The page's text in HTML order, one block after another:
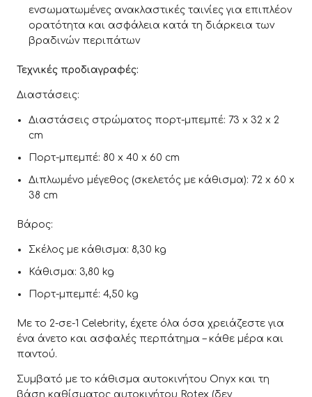
ενσωματωμένες ανακλαστικές ταινίες για επιπλέον
ορατότητα και ασφάλεια κατά τη διάρκεια των
βραδινών περιπάτων
Τεχνικές προδιαγραφές:
Διαστάσεις:
Διαστάσεις στρώματος πορτ-μπεμπέ: 73 x 32 x 2
cm
Πορτ-μπεμπέ: 80 x 40 x 60 cm
Διπλωμένο μέγεθος (σκελετός με κάθισμα): 72 x 60 x
38 cm
Βάρος:
Σκέλος με κάθισμα: 8,30 kg
Κάθισμα: 3,80 kg
Πορτ-μπεμπέ: 4,50 kg
Με το 2-σε-1 Celebrity, έχετε όλα όσα χρειάζεστε για
ένα άνετο και ασφαλές περπάτημα – κάθε μέρα και
παντού.
Συμβατό με το κάθισμα αυτοκινήτου Onyx και τη
βάση καθίσματος αυτοκινήτου Rotex (δεν